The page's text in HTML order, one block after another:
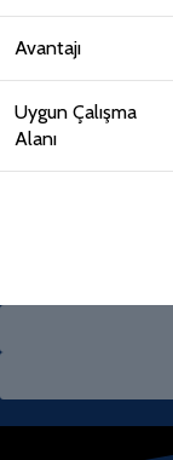
Avantajı
Uygun Çalışma
Alanı